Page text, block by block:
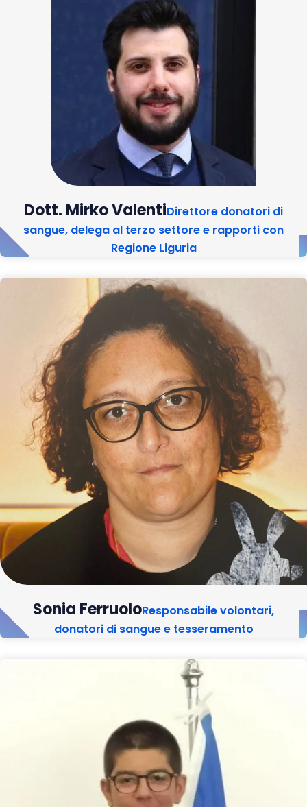
Dott. Mirko ValentiDirettore donatori di
sangue, delega al terzo settore e rapporti con
Regione Liguria
Sonia FerruoloResponsabile volontari,
donatori di sangue e tesseramento